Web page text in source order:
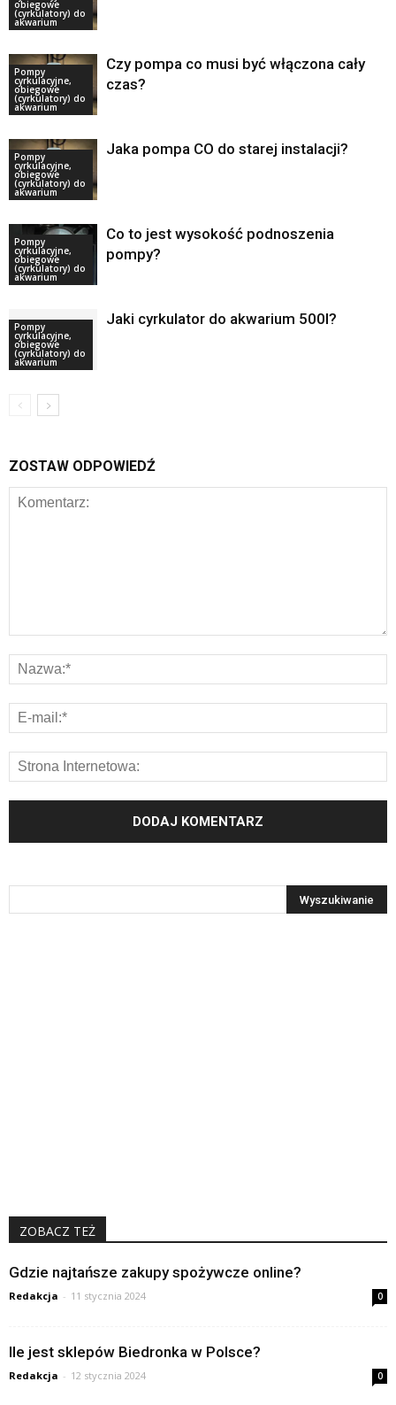
obiegowe
(cyrkulatory) do
akwarium
Pompy
cyrkulacyjne,
obiegowe
(cyrkulatory) do
akwarium
Czy pompa co musi być włączona cały
czas?
Pompy
cyrkulacyjne,
obiegowe
(cyrkulatory) do
akwarium
Jaka pompa CO do starej instalacji?
Pompy
cyrkulacyjne,
obiegowe
(cyrkulatory) do
akwarium
Co to jest wysokość podnoszenia
pompy?
Pompy
cyrkulacyjne,
obiegowe
(cyrkulatory) do
akwarium
Jaki cyrkulator do akwarium 500l?
ZOSTAW ODPOWIEDŹ
ZOBACZ TEŻ
Gdzie najtańsze zakupy spożywcze online?
Redakcja - 11 stycznia 2024 0
Ile jest sklepów Biedronka w Polsce?
Redakcja - 12 stycznia 2024 0